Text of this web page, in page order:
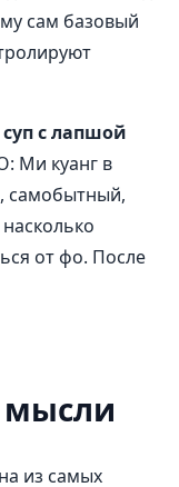
сам базовый
с лапшой
Ми куанг в
самобытный,
от фо. После
из самых